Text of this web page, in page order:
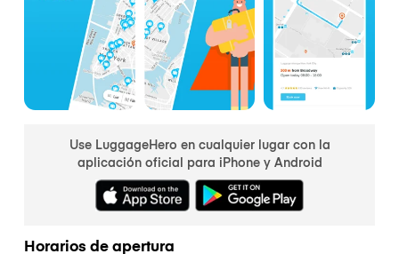
Use LuggageHero en cualquier lugar con la
aplicación oficial para iPhone y Android
Horarios de apertura